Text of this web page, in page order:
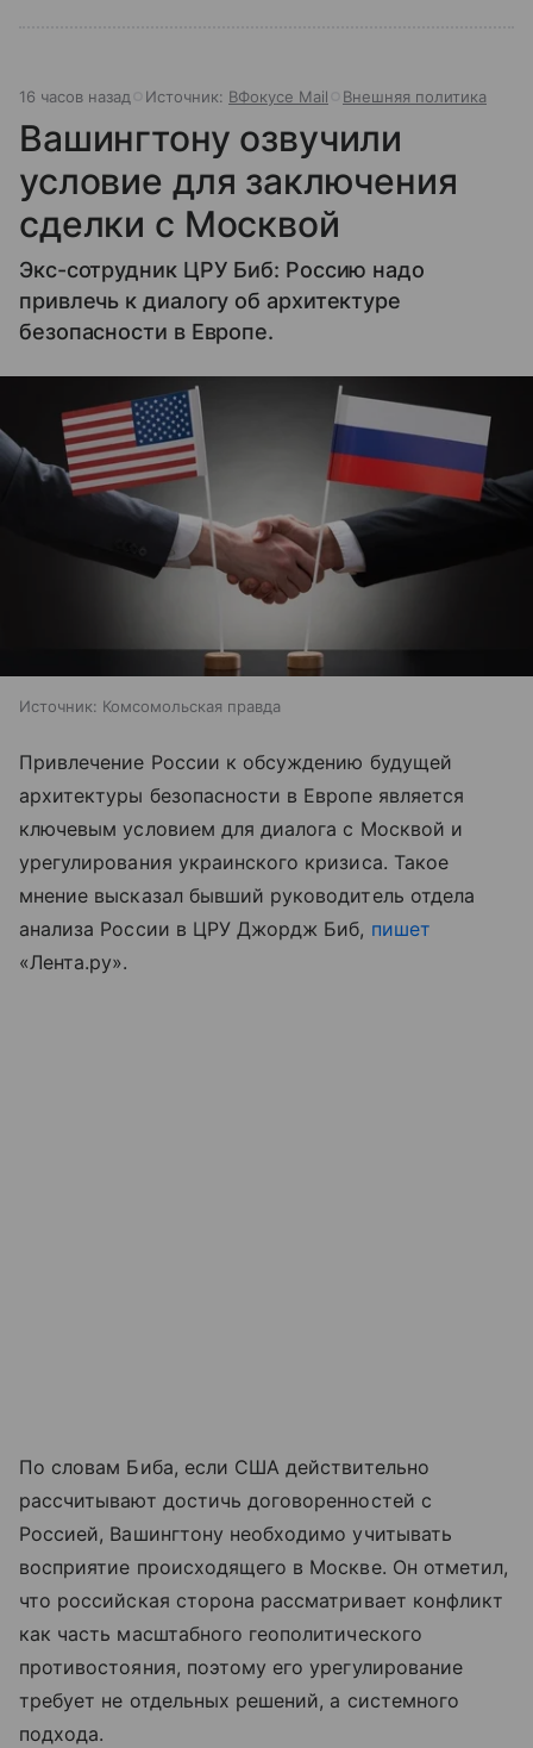
16 часов назад Источник: ВФокусе Mail Внешняя политика
Вашингтону озвучили
условие для заключения
сделки с Москвой
Экс-сотрудник ЦРУ Биб: Россию надо
привлечь к диалогу об архитектуре
безопасности в Европе.
Источник: Комсомольская правда
Привлечение России к обсуждению будущей
архитектуры безопасности в Европе является
ключевым условием для диалога с Москвой и
урегулирования украинского кризиса. Такое
мнение высказал бывший руководитель отдела
анализа России в ЦРУ Джордж Биб, пишет
«Лента.ру».
По словам Биба, если США действительно
рассчитывают достичь договоренностей с
Россией, Вашингтону необходимо учитывать
восприятие происходящего в Москве. Он отметил,
что российская сторона рассматривает конфликт
как часть масштабного геополитического
противостояния, поэтому его урегулирование
требует не отдельных решений, а системного
подхода.